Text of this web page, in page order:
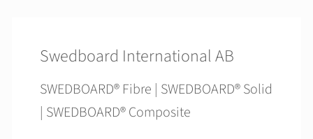
Swedboard International AB
SWEDBOARD® Fibre | SWEDBOARD® Solid
| SWEDBOARD® Composite